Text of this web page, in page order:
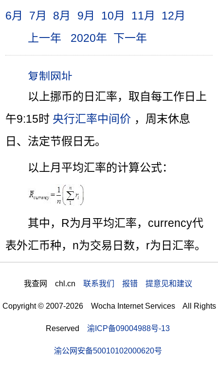
6月
7月 8月 9月 10月 11月
12月
上一年
2020年 下一年
以上挪币的日汇率，取自每工作日上
午9:15时 央行汇率中间价 ，周末休息
日、法定节假日无。
以上月平均汇率的计算公式：
其中，R为月平均汇率，currency代
表外汇币种，n为交易日数，r为日汇率。
我查网 chl.cn 联系我们 报错 提意见和建议
Copyright © 2007-2026 Wocha Internet Services All Rights
Reserved 渝ICP备09004988号-13
渝公网安备50010102000620号